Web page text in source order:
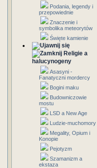
Podania, legendy i
przepowiednie
Znaczenie i
symbolika meteorytów
Święte kamienie
Religie a
halucynogeny
Asasyni -
Fanatyczni mordercy
Bogini maku
Budowniczowie
mostu
LSD a New Age
Ludzie-muchomory
Megality, Opium i
Konopie
Pejotyzm
Szamanizm a
ekstaza